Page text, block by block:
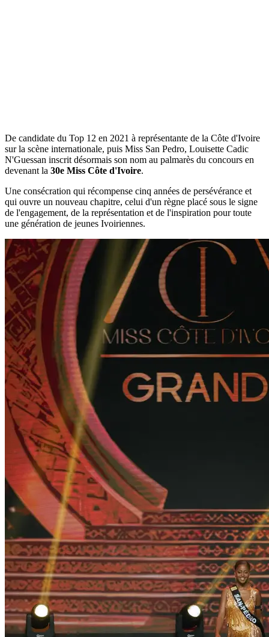
De candidate du Top 12 en 2021 à représentante de la Côte d'Ivoire
sur la scène internationale, puis Miss San Pedro, Louisette Cadic
N'Guessan inscrit désormais son nom au palmarès du concours en
devenant la 30e Miss Côte d'Ivoire.
Une consécration qui récompense cinq années de persévérance et
qui ouvre un nouveau chapitre, celui d'un règne placé sous le signe
de l'engagement, de la représentation et de l'inspiration pour toute
une génération de jeunes Ivoiriennes.